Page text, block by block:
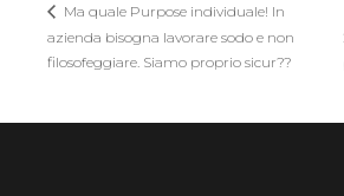
Ma quale Purpose individuale! In
azienda bisogna lavorare sodo e non
filosofeggiare. Siamo proprio sicur??